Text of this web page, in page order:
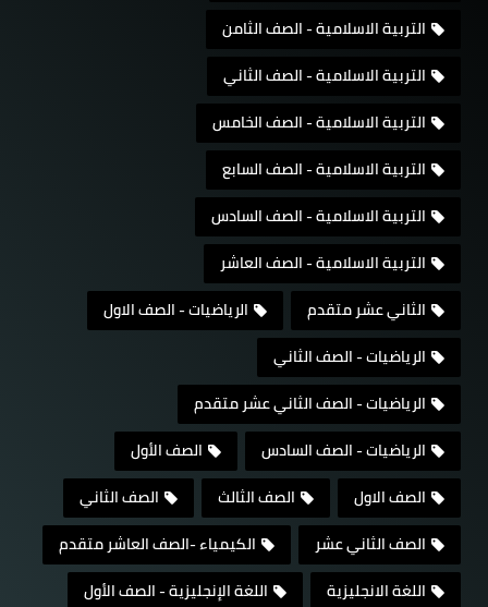
التربية الاسلامية - الصف الثامن
التربية الاسلامية - الصف الثاني
التربية الاسلامية - الصف الخامس
التربية الاسلامية - الصف السابع
التربية الاسلامية - الصف السادس
التربية الاسلامية - الصف العاشر
الثاني عشر متقدم
الرياضيات - الصف الاول
الرياضيات - الصف الثاني
الرياضيات - الصف الثاني عشر متقدم
الرياضيات - الصف السادس
الصف الأول
الصف الاول
الصف الثالث
الصف الثاني
الصف الثاني عشر
الكيمياء -الصف العاشر متقدم
اللغة الانجليزية
اللغة الإنجليزية - الصف الأول